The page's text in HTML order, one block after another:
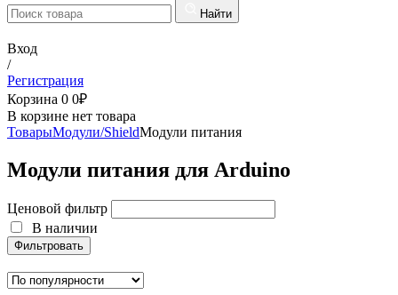
Найти
Вход
/
Регистрация
Корзина 0 0₽
В корзине нет товара
ТоварыМодули/ShieldМодули питания
Модули питания для Arduino
Ценовой фильтр
В наличии
Фильтровать
В наличии